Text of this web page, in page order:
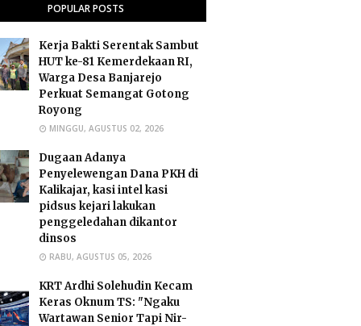
POPULAR POSTS
Kerja Bakti Serentak Sambut
HUT ke-81 Kemerdekaan RI,
Warga Desa Banjarejo
Perkuat Semangat Gotong
Royong
MINGGU, AGUSTUS 02, 2026
Dugaan Adanya
Penyelewengan Dana PKH di
Kalikajar, kasi intel kasi
pidsus kejari lakukan
penggeledahan dikantor
dinsos
RABU, AGUSTUS 05, 2026
​KRT Ardhi Solehudin Kecam
Keras Oknum TS: "Ngaku
Wartawan Senior Tapi Nir-